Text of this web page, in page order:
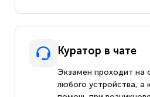
Куратор в чате
Экзамен проходит на
любого устройства, а